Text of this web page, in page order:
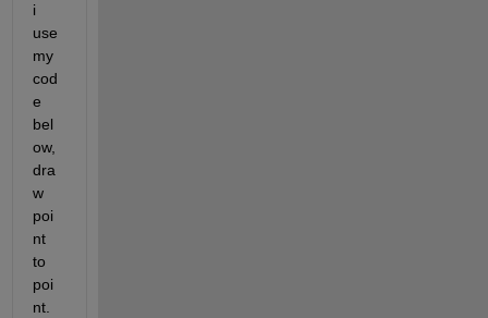
i
use
my
cod
e
bel
ow,
dra
w
poi
nt
to
poi
nt.